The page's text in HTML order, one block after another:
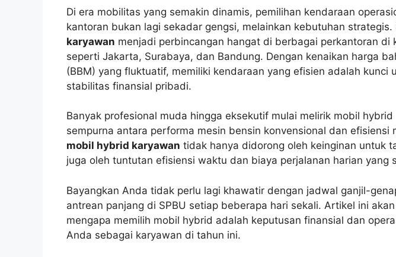
Di era mobilitas yang semakin dinamis, pemilihan kendaraan
kantoran bukan lagi sekadar gengsi, melainkan kebutuhan strategis.
karyawan menjadi perbincangan hangat di berbagai perkantoran di
seperti Jakarta, Surabaya, dan Bandung. Dengan kenaikan harga
(BBM) yang fluktuatif, memiliki kendaraan yang efisien adalah kunci
stabilitas finansial pribadi.
Banyak profesional muda hingga eksekutif mulai melirik mobil
sempurna antara performa mesin bensin konvensional dan efisiensi
mobil hybrid karyawan tidak hanya didorong oleh keinginan untuk
juga oleh tuntutan efisiensi waktu dan biaya perjalanan harian yang
Bayangkan Anda tidak perlu lagi khawatir dengan jadwal ganjil-
antrean panjang di SPBU setiap beberapa hari sekali. Artikel ini
mengapa memilih mobil hybrid adalah keputusan finansial dan
Anda sebagai karyawan di tahun ini.